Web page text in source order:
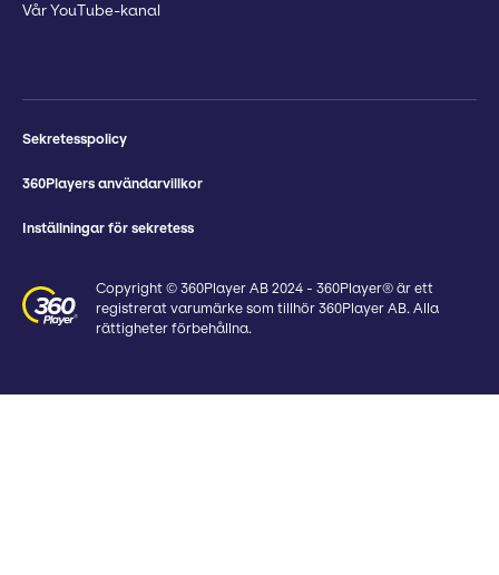
Vår YouTube-kanal
Sekretesspolicy
360Players användarvillkor
Inställningar för sekretess
Copyright © 360Player AB 2024 - 360Player® är ett
registrerat varumärke som tillhör 360Player AB. Alla
rättigheter förbehållna.